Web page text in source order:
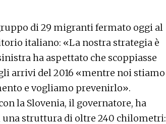
di 29 migranti fermato oggi al
italiano: «La nostra strategia è
ha aspettato che scoppiasse
arrivi del 2016 «mentre noi stiamo
e vogliamo prevenirlo».
la Slovenia, il governatore, ha
struttura di oltre 240 chilometri: